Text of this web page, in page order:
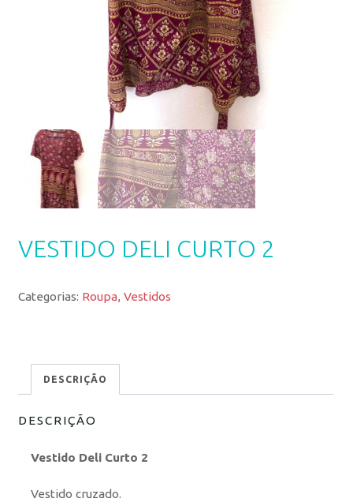
VESTIDO DELI CURTO 2
Categorias: Roupa,Vestidos
DESCRIÇÃO
DESCRIÇÃO
Vestido Deli Curto 2
Vestido cruzado.